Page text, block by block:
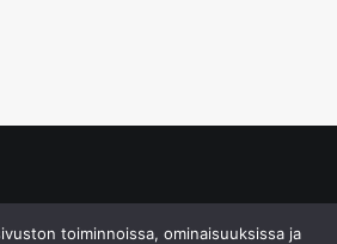
toiminnoissa, ominaisuuksissa ja